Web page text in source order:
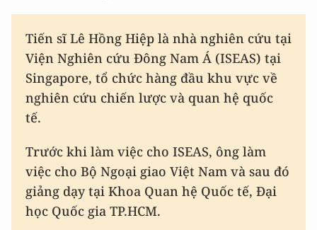
Tiến sĩ Lê Hồng Hiệp là nhà nghiên cứu tại
Viện Nghiên cứu Đông Nam Á (ISEAS) tại
Singapore, tổ chức hàng đầu khu vực về
nghiên cứu chiến lược và quan hệ quốc
tế.
Trước khi làm việc cho ISEAS, ông làm
việc cho Bộ Ngoại giao Việt Nam và sau đó
giảng dạy tại Khoa Quan hệ Quốc tế, Đại
học Quốc gia TP.HCM.